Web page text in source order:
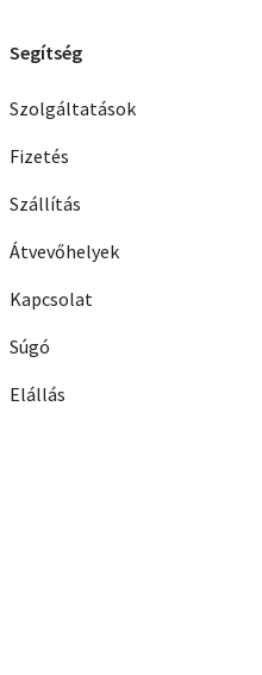
Segítség
Szolgáltatások
Fizetés
Szállítás
Átvevőhelyek
Kapcsolat
Súgó
Elállás